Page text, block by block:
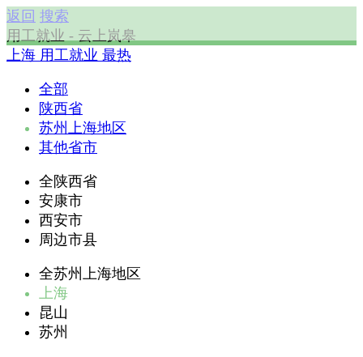
返回 搜索
用工就业 - 云上岚皋
上海 用工就业 最热
全部
陕西省
苏州上海地区
其他省市
全陕西省
安康市
西安市
周边市县
全苏州上海地区
上海
昆山
苏州